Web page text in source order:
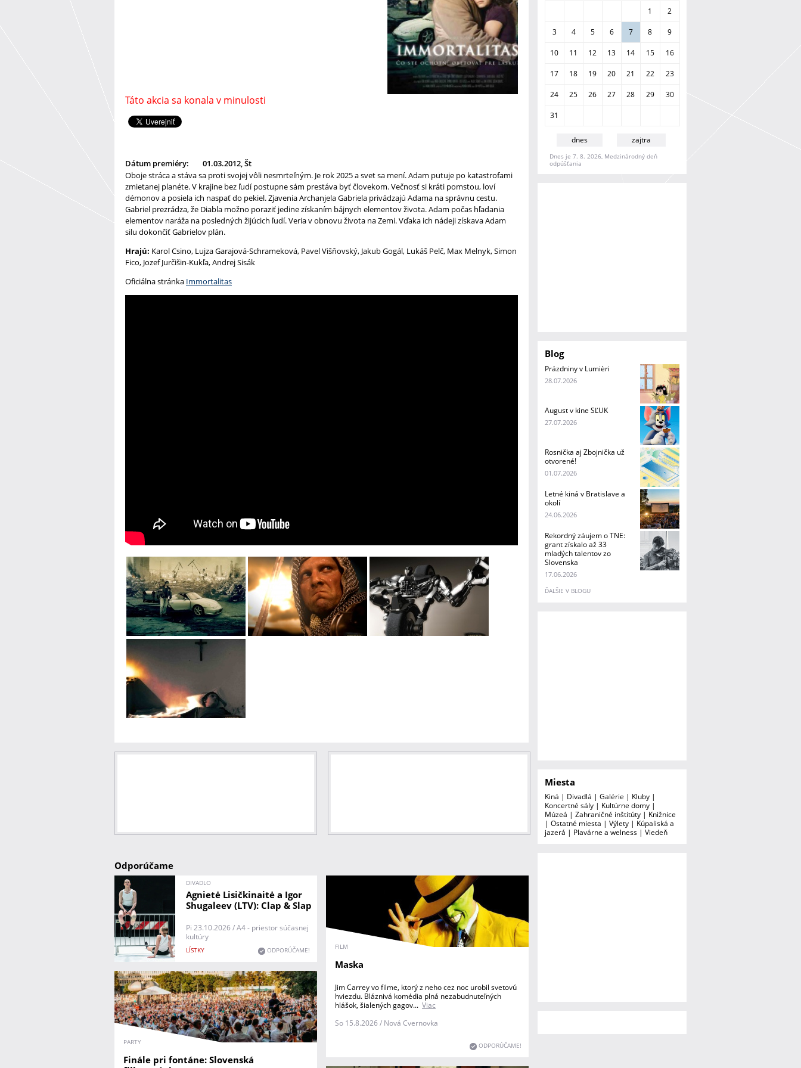
Táto akcia sa konala v minulosti
Dátum premiéry:
01.03.2012, Št
Oboje stráca a stáva sa proti svojej vôli nesmrteľným. Je rok 2025 a svet sa mení. Adam putuje po katastrofami
zmietanej planéte. V krajine bez ľudí postupne sám prestáva byť človekom. Večnosť si kráti pomstou, loví
démonov a posiela ich naspať do pekiel. Zjavenia Archanjela Gabriela privádzajú Adama na správnu cestu.
Gabriel prezrádza, že Diabla možno poraziť jedine získaním bájnych elementov života. Adam počas hľadania
elementov naráža na posledných žijúcich ľudí. Veria v obnovu života na Zemi. Vďaka ich nádeji získava Adam
silu dokončiť Gabrielov plán.
Hrajú: Karol Csino, Lujza Garajová-Schrameková, Pavel Višňovský, Jakub Gogál, Lukáš Pelč, Max Melnyk, Simon
Fico, Jozef Jurčišin-Kukľa, Andrej Sisák
Oficiálna stránka Immortalitas
Odporúčame
DIVADLO
Agnietė Lisičkinaitė a Igor
Shugaleev (LTV): Clap & Slap
LÍSTKY
Pi 23.10.2026 / A4 - priestor súčasnej
kultúry
ODPORÚČAME! FILM
Maska
Jim Carrey vo filme, ktorý z neho cez noc urobil svetovú
hviezdu. Bláznivá komédia plná nezabudnuteľných
hlášok, šialených gagov... Viac
So 15.8.2026 / Nová Cvernovka
ODPORÚČAME!
PARTY
Finále pri fontáne: Slovenská
1 2
3 4 5 6 7 8 9
10 11 12 13 14 15 16
17 18 19 20 21 22 23
24 25 26 27 28 29 30
31
dnes zajtra
Dnes je 7. 8. 2026, Medzinárodný deň
odpúšťania
Blog
Prázdniny v Lumièri
28.07.2026
August v kine SĽUK
27.07.2026
Rosnička aj Zbojnička už
otvorené!
01.07.2026
Letné kiná v Bratislave a
okolí
24.06.2026
Rekordný záujem o TNE:
grant získalo až 33
mladých talentov zo
Slovenska
17.06.2026
ĎALŠIE V BLOGU
Miesta
Kiná | Divadlá | Galérie | Kluby |
Koncertné sály | Kultúrne domy |
Múzeá | Zahraničné inštitúty | Knižnice
| Ostatné miesta | Výlety | Kúpaliská a
jazerá | Plavárne a welness | Viedeň